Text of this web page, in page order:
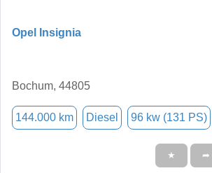
Opel Insignia
Bochum, 44805
144.000 km Diesel 96 kw (131 PS)
★ ➦